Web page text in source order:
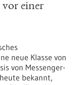
vor einer
neue Klasse von
von Messenger-
bekannt,